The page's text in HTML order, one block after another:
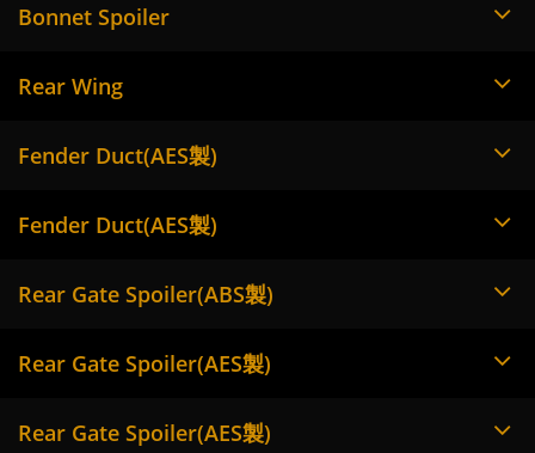
Bonnet Spoiler
Rear Wing
Fender Duct(AES製)
Fender Duct(AES製)
Rear Gate Spoiler(ABS製)
Rear Gate Spoiler(AES製)
Rear Gate Spoiler(AES製)